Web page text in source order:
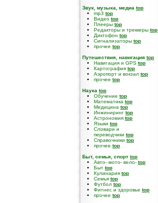
Звук, музыка, медиа top
mp3 top
Видео top
Плееры top
Редакторы и треккеры top
Диктофон top
Сигнализаторы top
прочее top
Путешествия, навигация top
Навигация и GPS top
Картография top
Аэропорт и вокзал top
прочее top
Наука top
Обучение top
Математика top
Медицина top
Инжиниринг top
Астрономия top
Языки top
Словари и
переводчики top
Справочники top
прочее top
Быт, семья, спорт top
Авто- мото- вело- top
Быт top
Кулинария top
Семья top
Футбол top
Фитнес и здоровье top
прочее top